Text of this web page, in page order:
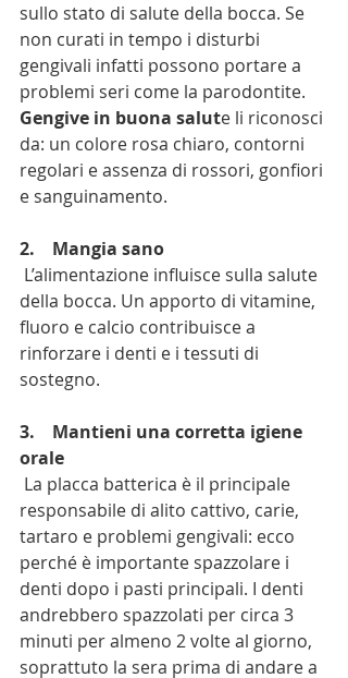
sullo stato di salute della bocca. Se
non curati in tempo i disturbi
gengivali infatti possono portare a
problemi seri come la parodontite.
Gengive in buona salute li riconosci
da: un colore rosa chiaro, contorni
regolari e assenza di rossori, gonfiori
e sanguinamento.
2.    Mangia sano
della bocca. Un apporto di vitamine,
fluoro e calcio contribuisce a
rinforzare i denti e i tessuti di
sostegno.
3.    Mantieni una corretta igiene
orale
responsabile di alito cattivo, carie,
tartaro e problemi gengivali: ecco
perché è importante spazzolare i
denti dopo i pasti principali. I denti
andrebbero spazzolati per circa 3
minuti per almeno 2 volte al giorno,
soprattuto la sera prima di andare a